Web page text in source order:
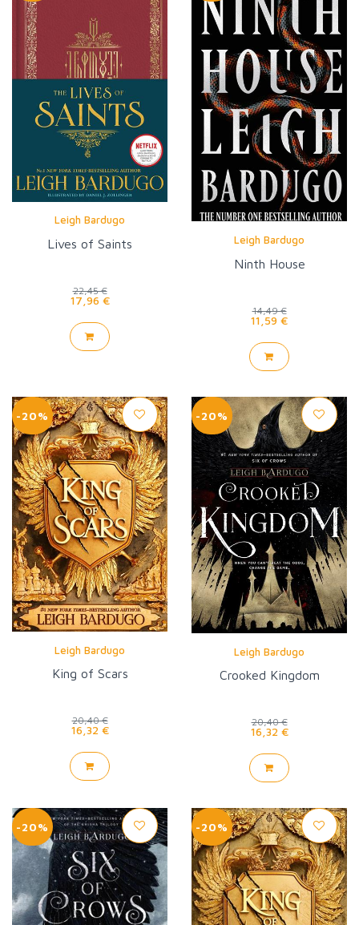
Leigh Bardugo
Lives of Saints
22,45 €
17,96 €
Leigh Bardugo
Ninth House
14,49 €
11,59 €
-20%
Leigh Bardugo
King of Scars
20,40 €
16,32 €
-20%
Leigh Bardugo
Crooked Kingdom
20,40 €
16,32 €
-20% -20%